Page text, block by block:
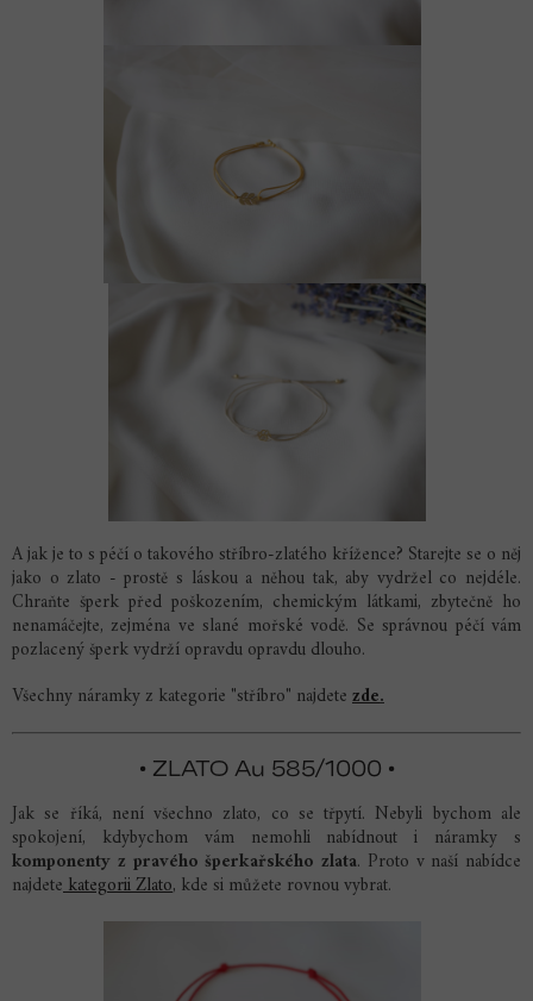
A jak je to s péčí o takového stříbro-zlatého křížence? Starejte se o něj
jako o zlato - prostě s láskou a něhou tak, aby vydržel co nejdéle.
Chraňte šperk před poškozením, chemickým látkami, zbytečně ho
nenamáčejte, zejména ve slané mořské vodě. Se správnou péčí vám
pozlacený šperk vydrží opravdu opravdu dlouho.
Všechny náramky z kategorie "stříbro" najdetezde.
• ZLATO Au 585/1000 •
Jak se říká, není všechno zlato, co se třpytí. Nebyli bychom ale
spokojení, kdybychom vám nemohli nabídnout i náramky s
komponenty z pravého šperkařského zlata. Proto v naší nabídce
najdetekategorii Zlato, kde si můžete rovnou vybrat.